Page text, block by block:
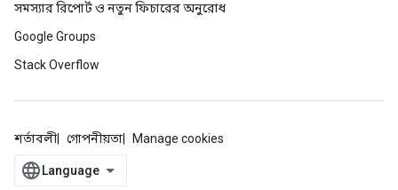
সমস্যার রিপোর্ট ও নতুন ফিচারের অনুরোধ
Google Groups
Stack Overflow
শর্তাবলী গোপনীয়তা Manage cookies